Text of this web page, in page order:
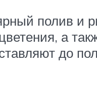
полив и
а
до